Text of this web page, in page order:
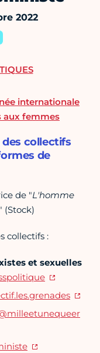
2022
internationale
aux femmes
collectifs
de
de "L'homme
" (Stock)
collectifs :
et sexuelles